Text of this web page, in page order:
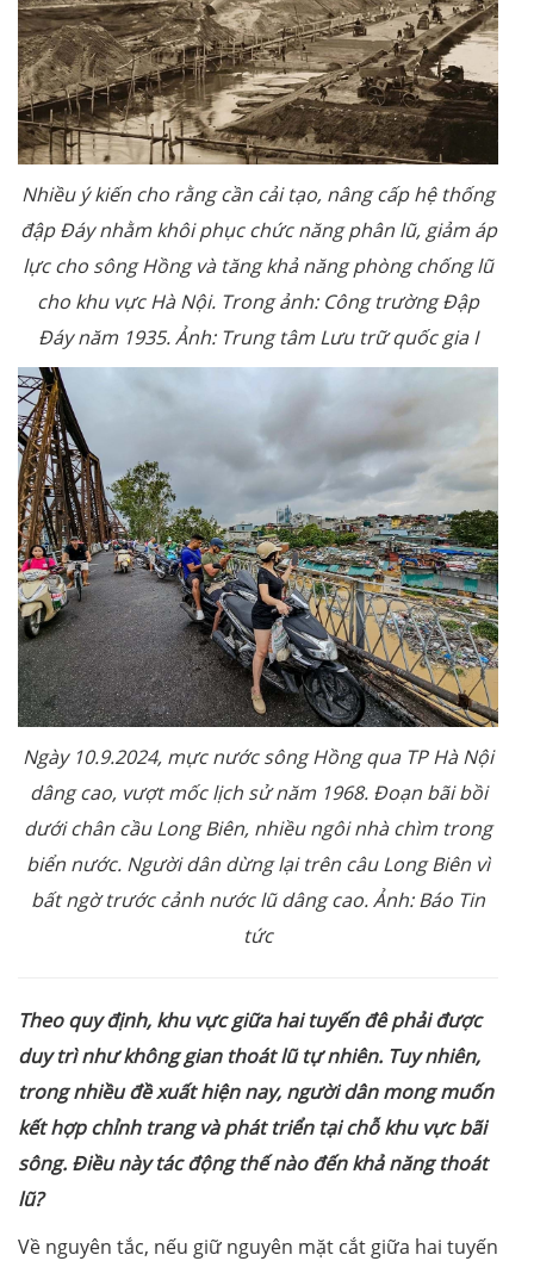
Nhiều ý kiến cho rằng cần cải tạo, nâng cấp hệ thống
đập Đáy nhằm khôi phục chức năng phân lũ, giảm áp
lực cho sông Hồng và tăng khả năng phòng chống lũ
cho khu vực Hà Nội. Trong ảnh: Công trường Đập
Đáy năm 1935. Ảnh: Trung tâm Lưu trữ quốc gia I
Ngày 10.9.2024, mực nước sông Hồng qua TP Hà Nội
dâng cao, vượt mốc lịch sử năm 1968. Đoạn bãi bồi
dưới chân cầu Long Biên, nhiều ngôi nhà chìm trong
biển nước. Người dân dừng lại trên câu Long Biên vì
bất ngờ trước cảnh nước lũ dâng cao. Ảnh: Báo Tin
tức
Theo quy định, khu vực giữa hai tuyến đê phải được
duy trì như không gian thoát lũ tự nhiên. Tuy nhiên,
trong nhiều đề xuất hiện nay, người dân mong muốn
kết hợp chỉnh trang và phát triển tại chỗ khu vực bãi
sông. Điều này tác động thế nào đến khả năng thoát
lũ?
Về nguyên tắc, nếu giữ nguyên mặt cắt giữa hai tuyến